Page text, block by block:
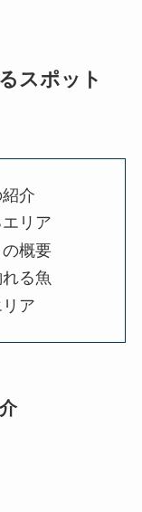
スポット
介
リア
概要
る魚
ア